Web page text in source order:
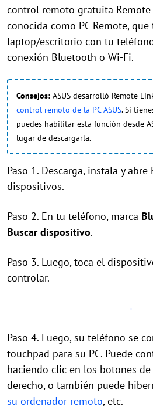
control remoto gratuita
conocida como PC Remote,
laptop/escritorio con tu
conexión Bluetooth o Wi-Fi.
Consejos: ASUS desarrolló Remote
control remoto de la PC ASUS. Si
puedes habilitar esta función desde
lugar de descargarla.
Paso 1. Descarga, instala y
dispositivos.
Paso 2. En tu teléfono, marca
Buscar dispositivo.
Paso 3. Luego, toca el
controlar.
Paso 4. Luego, su teléfono se
touchpad para su PC. Puede
haciendo clic en los botones
derecho, o también puede
su ordenador remoto, etc.